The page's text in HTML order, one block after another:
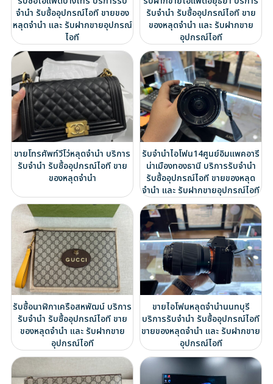
จำนำ รับซื้ออุปกรณ์ไอที ขายของ
หลุดจำนำ และ รับฝากขายอุปกรณ์
ไอที
รับจำนำ รับซื้ออุปกรณ์ไอที ขาย
ของหลุดจำนำ และ รับฝากขาย
อุปกรณ์ไอที
ขายโทรศัพท์วีโว่หลุดจำนำ บริการ
รับจำนำ รับซื้ออุปกรณ์ไอที ขาย
ของหลุดจำนำ
รับจำนำไอโฟน14ศูนย์อิมแพคอารี
น่าเมืองทองธานี บริการรับจำนำ
รับซื้ออุปกรณ์ไอที ขายของหลุด
จำนำ และ รับฝากขายอุปกรณ์ไอที
รับซื้อนาฬิกาเครือสหพัฒน์ บริการ
รับจำนำ รับซื้ออุปกรณ์ไอที ขาย
ของหลุดจำนำ และ รับฝากขาย
อุปกรณ์ไอที
ขายไอโฟนหลุดจำนำนนทบุรี
บริการรับจำนำ รับซื้ออุปกรณ์ไอที
ขายของหลุดจำนำ และ รับฝากขาย
อุปกรณ์ไอที